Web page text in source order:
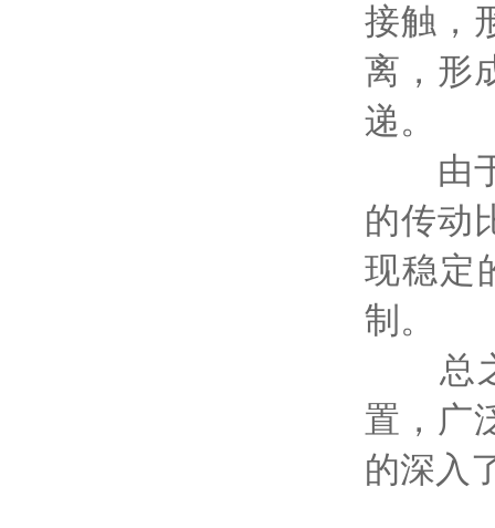
接触，
离，形
递。
由于
的传动
现稳定
制。
总之
置，广
的深入